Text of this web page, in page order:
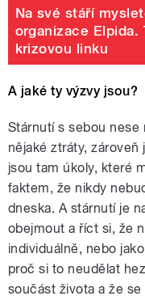
Na své stáří
organizace Elpida.
krizovou linku
A jaké ty výzvy jsou?
Stárnutí s sebou nese
nějaké ztráty,
jsou tam úkoly, které
faktem, že nikdy
dneska. A stárnutí je
obejmout a říct si, že
individuálně, nebo
proč si to neudělat
součást života a že